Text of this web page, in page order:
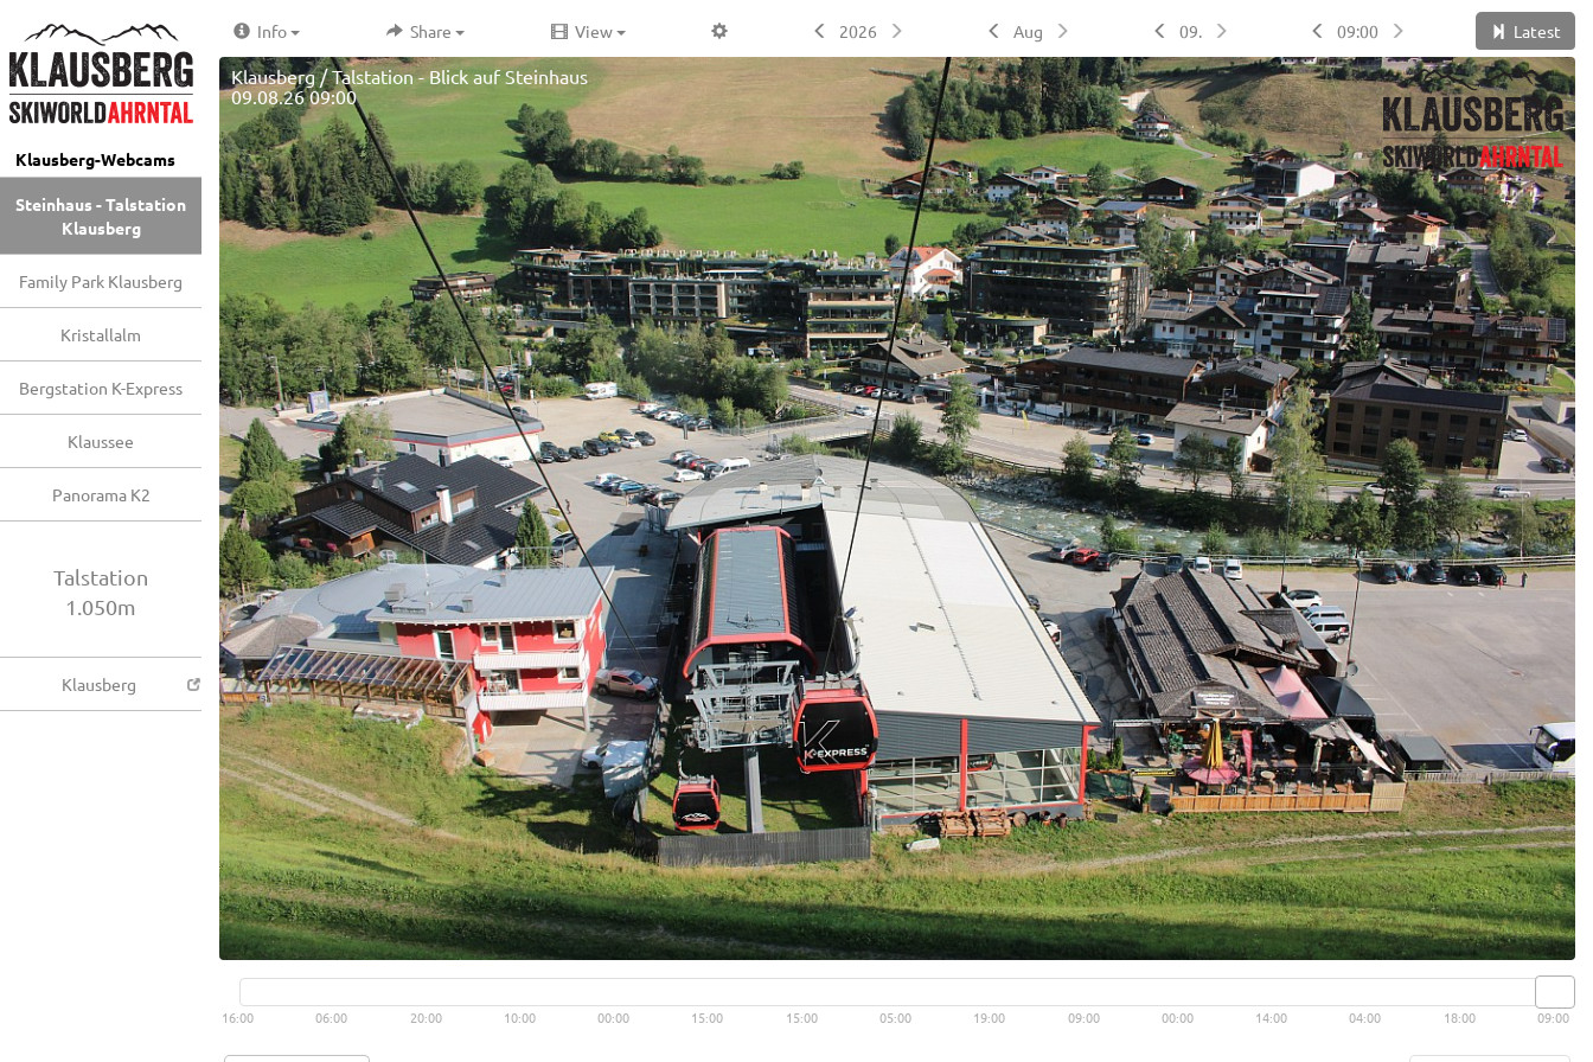
Klausberg-Webcams
Steinhaus - Talstation
Klausberg
Family Park Klausberg
Kristallalm
Bergstation K-Express
Klaussee
Panorama K2
Talstation
1.050m
Klausberg
Info Share View 2026 Aug 09. 09:00 Latest
Klausberg / Talstation - Blick auf Steinhaus
09.08.26 09:00
Live video available → View
16:00 06:00 20:00 10:00 00:00 15:00 15:00 05:00 19:00 09:00 00:00 14:00 04:00 18:00 09:00